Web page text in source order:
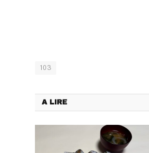
103
A LIRE